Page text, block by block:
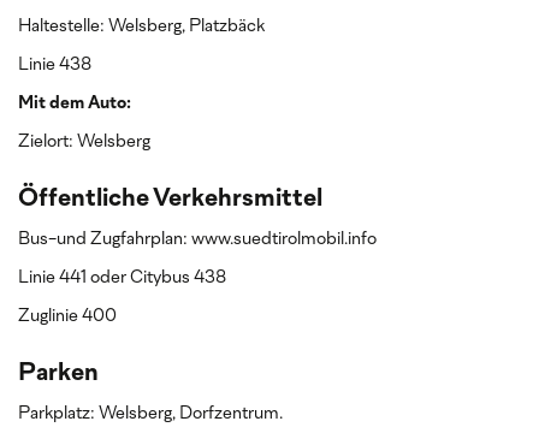
Haltestelle: Welsberg, Platzbäck
Linie 438
Mit dem Auto:
Zielort: Welsberg
Öffentliche Verkehrsmittel
Bus-und Zugfahrplan: www.suedtirolmobil.info
Linie 441 oder Citybus 438
Zuglinie 400
Parken
Parkplatz: Welsberg, Dorfzentrum.